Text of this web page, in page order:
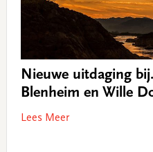
Nieuwe uitdaging
Blenheim en Wille
Lees Meer